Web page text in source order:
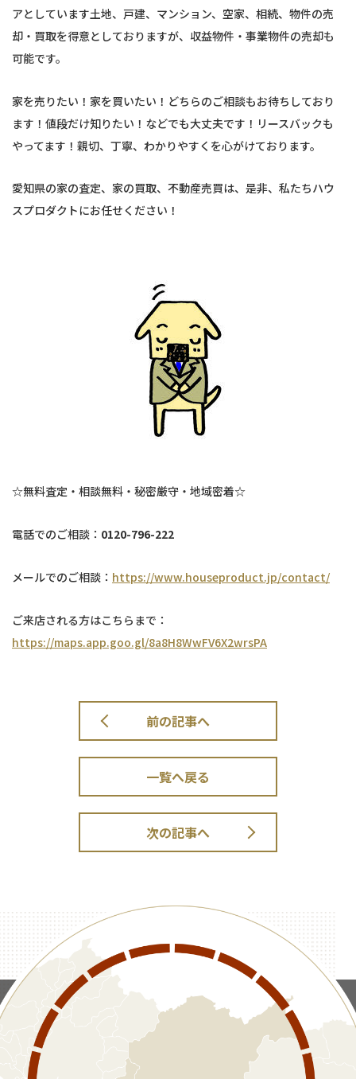
アとしています土地、戸建、マンション、空家、相続、物件の売
却・買取を得意としておりますが、収益物件・事業物件の売却も
可能です。
家を売りたい！家を買いたい！どちらのご相談もお待ちしており
ます！値段だけ知りたい！などでも大丈夫です！リースバックも
やってます！親切、丁寧、わかりやすくを心がけております。
愛知県の家の査定、家の買取、不動産売買は、是非、私たちハウ
スプロダクトにお任せください！
☆無料査定・相談無料・秘密厳守・地域密着☆
電話でのご相談： 0120-796-222
メールでのご相談： https://www.houseproduct.jp/contact/
ご来店される方はこちらまで：
https://maps.app.goo.gl/8a8H8WwFV6X2wrsPA
前の記事へ
一覧へ戻る
次の記事へ